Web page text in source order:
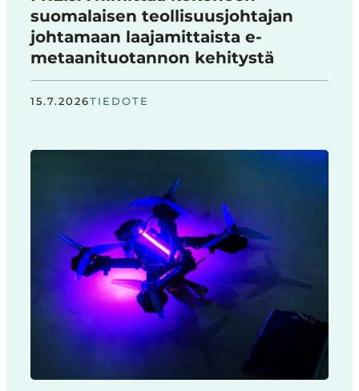
suomalaisen teollisuusjohtajan
johtamaan laajamittaista e-
metaanituotannon kehitystä
15.7.2026TIEDOTE